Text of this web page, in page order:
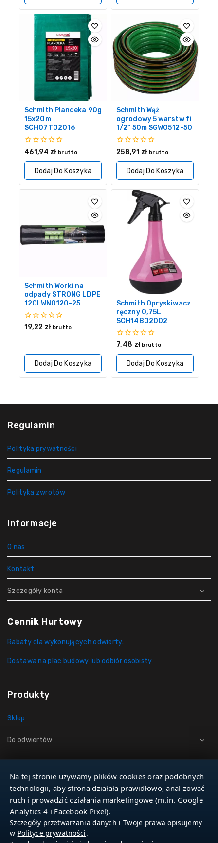
Schmith Plandeka 90g
15x20m
SCH07T02016
0
5
461,94 zł brutto
Dodaj Do Koszyka
Schmith Wąż
ogrodowy 5 warstw fi
1/2” 50m SGWO512-50
0
5
258,91 zł brutto
Dodaj Do Koszyka
Schmith Worki na
odpady STRONG LDPE
120l WNO120-25
0
19,22 zł brutto
Dodaj Do Koszyka
Schmith Opryskiwacz
ręczny 0,75L
SCH14B02002
0
5
7,48 zł brutto
Dodaj Do Koszyka
Regulamin
Polityka prywatności
Regulamin
Polityka zwrotów
Informacje
O nas
Kontakt
Szczegóły konta
Cennik Hurtowy
Rabaty dla wykonujących odwierty.
Dostawa na plac budowy lub odbiór osobisty
Produkty
Sklep
Do odwiertów
Rury do studni
Zbiorniki hydroforowe
Narzędzia
Na tej stronie używamy plików cookies oraz podobnych
technologii, aby strona działała prawidłowo, analizować
ruch i prowadzić działania marketingowe (m.in. Google
Analytics 4 i Facebook Pixel).
Szczegóły przetwarzania danych i Twoje prawa opisujemy
w Polityce prywatności.